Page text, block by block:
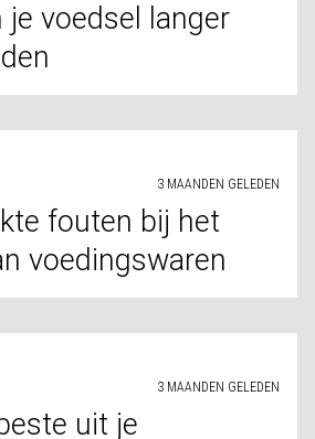
voedsel langer
3 MAANDEN GELEDEN
fouten bij het
voedingswaren
3 MAANDEN GELEDEN
uit je